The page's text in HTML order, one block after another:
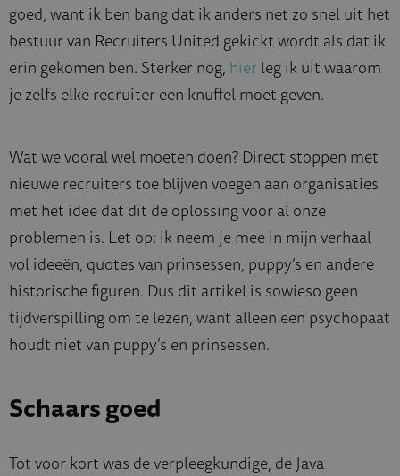
goed, want ik ben bang dat ik anders net zo snel uit het
bestuur van Recruiters United gekickt wordt als dat ik
erin gekomen ben. Sterker nog, hier leg ik uit waarom
je zelfs elke recruiter een knuffel moet geven.
Wat we vooral wel moeten doen? Direct stoppen met
nieuwe recruiters toe blijven voegen aan organisaties
met het idee dat dit de oplossing voor al onze
problemen is. Let op: ik neem je mee in mijn verhaal
vol ideeën, quotes van prinsessen, puppy’s en andere
historische figuren. Dus dit artikel is sowieso geen
tijdverspilling om te lezen, want alleen een psychopaat
houdt niet van puppy’s en prinsessen.
Schaars goed
Tot voor kort was de verpleegkundige, de Java